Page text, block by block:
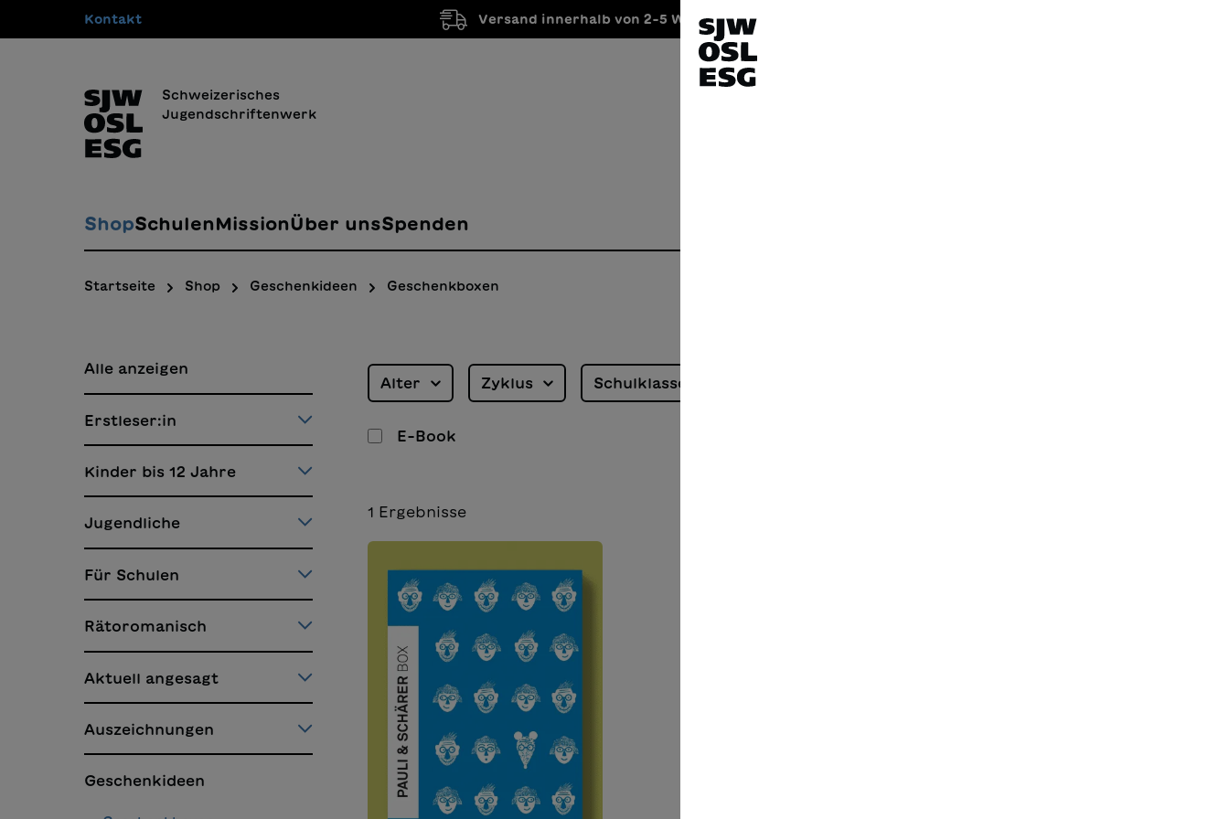
Zur Hauptnavigation springen
Kontakt Versand innerhalb von 2-5 Werktagen
Schweizerisches
Jugendschriftenwerk
ShopSchulen MissionÜber unsSpenden
Startseite Shop Geschenkideen Geschenkboxen
Alle anzeigen
Erstleser:in
Kinder bis 12 Jahre
Jugendliche
Für Schulen
Rätoromanisch
Aktuell angesagt
Auszeichnungen
Geschenkideen
Alter Zyklus Schulklasse
E-Book
1 Ergebnisse